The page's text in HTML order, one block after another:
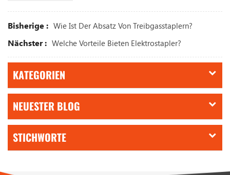
Bisherige : Wie Ist Der Absatz Von Treibgasstaplern?
Nächster : Welche Vorteile Bieten Elektrostapler?
KATEGORIEN
NEUESTER BLOG
STICHWORTE